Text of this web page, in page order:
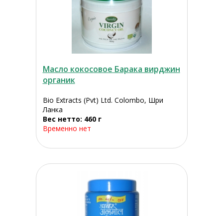
Масло кокосовое Барака вирджин
органик
Bio Extracts (Pvt) Ltd. Colombo, Шри
Ланка
Вес нетто: 460 г
Временно нет